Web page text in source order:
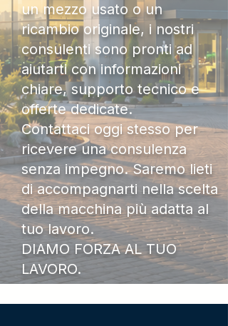
un mezzo usato o un
ricambio originale, i nostri
consulenti sono pronti ad
aiutarti con informazioni
chiare, supporto tecnico e
offerte dedicate.
Contattaci oggi stesso per
ricevere una consulenza
senza impegno. Saremo lieti
di accompagnarti nella scelta
della macchina più adatta al
tuo lavoro.
DIAMO FORZA AL TUO
LAVORO.